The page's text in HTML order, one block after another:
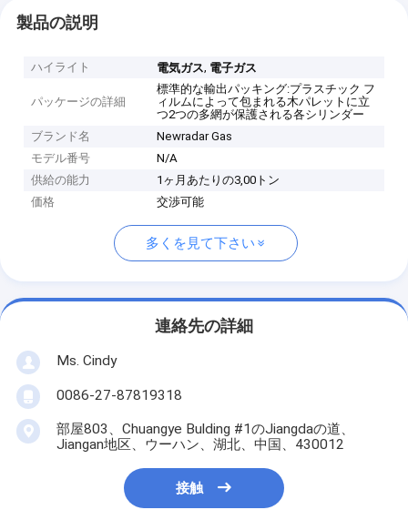
製品の説明
ハイライト 電気ガス, 電子ガス
パッケージの詳細
標準的な輸出パッキング:プラスチック フ
ィルムによって包まれる木パレットに立
つ2つの多網が保護される各シリンダー
ブランド名
Newradar Gas
モデル番号
N/A
供給の能力
1ヶ月あたりの3,00トン
価格
交渉可能
多くを見て下さい
連絡先の詳細
Ms. Cindy
0086-27-87819318
部屋803、Chuangye Bulding #1のJiangdaの道、
Jiangan地区、ウーハン、湖北、中国、430012
接触